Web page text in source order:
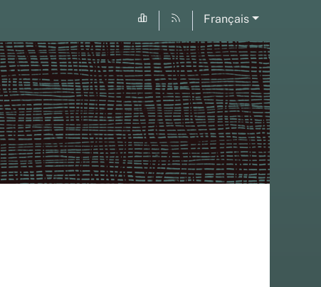
Français